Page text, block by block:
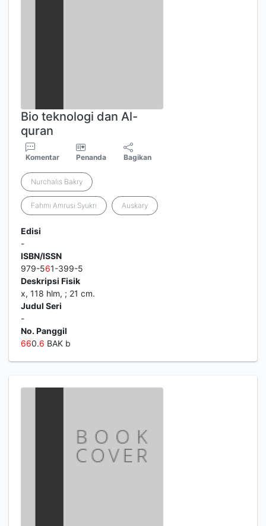
Bio teknologi dan Al-
quran
Komentar Penanda Bagikan
Nurchalis Bakry
Fahmi Amrusi Syukri Auskary
Edisi
-
ISBN/ISSN
979-561-399-5
Deskripsi Fisik
x, 118 hlm, ; 21 cm.
Judul Seri
-
No. Panggil
660.6 BAK b